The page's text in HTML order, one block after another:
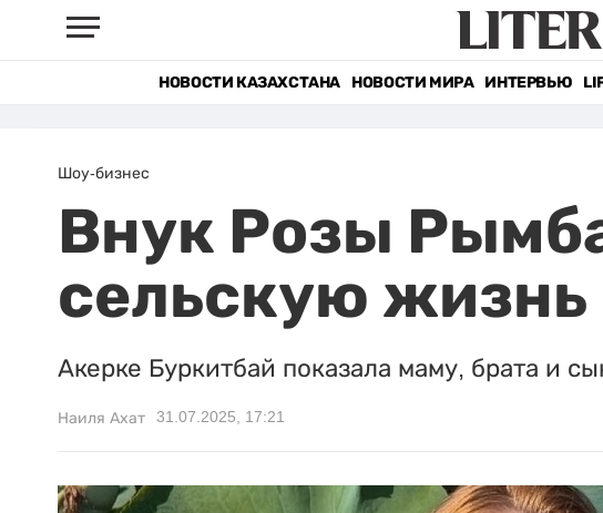
НОВОСТИ КАЗАХСТАНА НОВОСТИ МИРА ИНТЕРВЬЮ
Шоу-бизнес
Внук Розы
сельскую
Акерке Буркитбай показала маму, брата и
Наиля Ахат 31.07.2025, 17:21